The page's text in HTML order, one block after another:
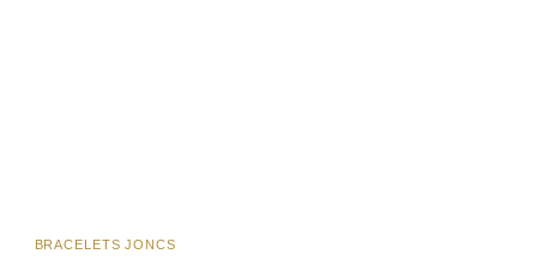
BRACELETS JONCS